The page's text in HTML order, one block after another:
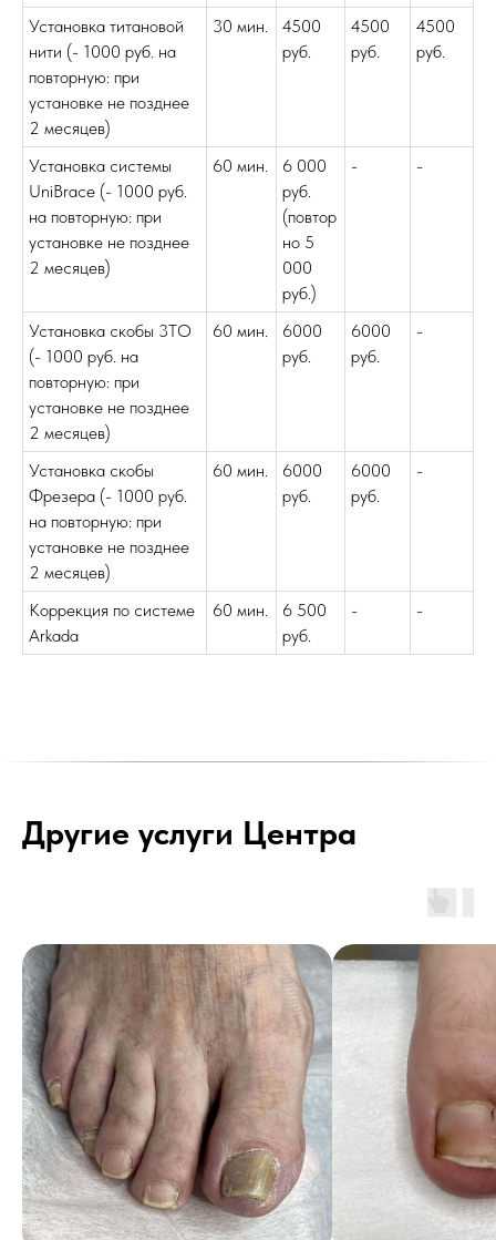
Установка титановой
нити (- 1000 руб. на
повторную: при
установке не позднее
2 месяцев)
30 мин.
4500
руб.
4500
руб.
4500
руб.
Установка системы
UniBrace (- 1000 руб.
на повторную: при
установке не позднее
2 месяцев)
60 мин.
6 000
руб.
(повтор
но 5
000
руб.)
- -
Установка скобы 3ТО
(- 1000 руб. на
повторную: при
установке не позднее
2 месяцев)
60 мин.
6000
руб.
6000
руб.
-
Установка скобы
Фрезера (- 1000 руб.
на повторную: при
установке не позднее
2 месяцев)
60 мин.
6000
руб.
6000
руб.
-
Коррекция по системе
Arkada
60 мин.
6 500
руб.
- -
Другие услуги Центра